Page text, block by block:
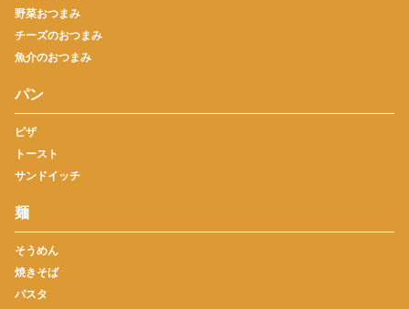
野菜おつまみ
チーズのおつまみ
魚介のおつまみ
パン
ピザ
トースト
サンドイッチ
麺
そうめん
焼きそば
パスタ